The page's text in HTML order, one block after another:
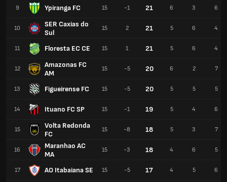
9 Ypiranga FC
10
SER Caxias do
Sul
11 Floresta EC CE
12
Amazonas FC
AM
13 Figueirense FC
14 Ituano FC SP
15
Volta Redonda
FC
16
Maranhao AC
MA
17 AO Itabaiana SE
15 -1 21 6 3 6
15 2 21 5 6 4
15 1 21 5 6 4
15 -5 20 6 2 7
15 -5 20 5 5 5
15 -1 19 5 4 6
15 -8 18 5 3 7
15 -3 18 4 6 5
15 -5 17 4 5 6